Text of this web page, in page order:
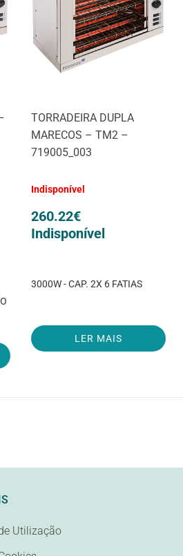
TORRADEIRA DUPLA
MARECOS – TM2 –
719005_003
Indisponível
260.22€
Indisponível
3000W - CAP. 2X 6 FATIAS
LER MAIS
Utilização